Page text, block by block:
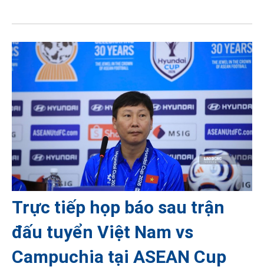
Trực tiếp họp báo sau trận
đấu tuyển Việt Nam vs
Campuchia tại ASEAN Cup